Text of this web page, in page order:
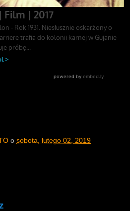
o sobota, lutego 02, 2019